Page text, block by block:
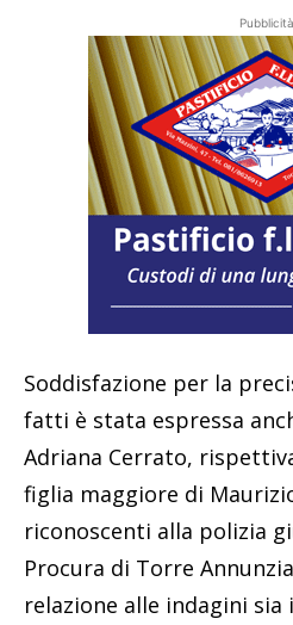
Pubblicità
Soddisfazione per la
fatti è stata espressa
Adriana Cerrato,
figlia maggiore di
riconoscenti alla polizia
Procura di Torre
relazione alle indagini sia